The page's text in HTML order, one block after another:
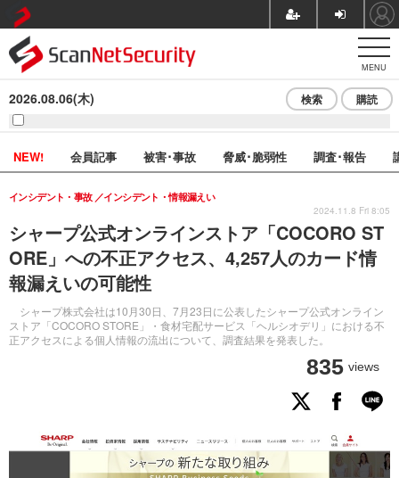
MENU
2026.08.06(木) 検索 購読
NEW! 会員記事 被害･事故 脅威･脆弱性 調査･報告
シャープ公式オンラインストア「COCORO ST
ORE」への不正アクセス、4,257人のカード情
報漏えいの可能性
シャープ株式会社は10月30日、7月23日に公表したシャープ公式オンライン
ストア「COCORO STORE」・食材宅配サービス「ヘルシオデリ」における不
正アクセスによる個人情報の流出について、調査結果を発表した。
インシデント・事故 インシデント・情報漏えい
835 views
2024.11.8 Fri 8:05